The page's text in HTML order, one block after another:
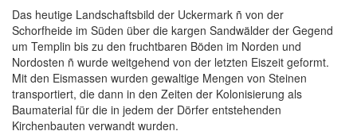
Das heutige Landschaftsbild der Uckermark ñ von der
Schorfheide im Süden über die kargen Sandwälder der Gegend
um Templin bis zu den fruchtbaren Böden im Norden und
Nordosten ñ wurde weitgehend von der letzten Eiszeit geformt.
Mit den Eismassen wurden gewaltige Mengen von Steinen
transportiert, die dann in den Zeiten der Kolonisierung als
Baumaterial für die in jedem der Dörfer entstehenden
Kirchenbauten verwandt wurden.